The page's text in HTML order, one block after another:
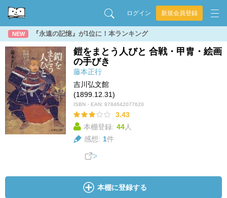
ログイン 新規会員登録
NEW 『永遠の記憶』が1位に！本ランキング
鎧をまとう人びと 合戦・甲胄・絵画
の手びき
藤本正行
吉川弘文館
(1899.12.31)
ISBN・EAN: 9784642077620
3.43
本棚登録: 44人
感想: 1件
本棚に登録する